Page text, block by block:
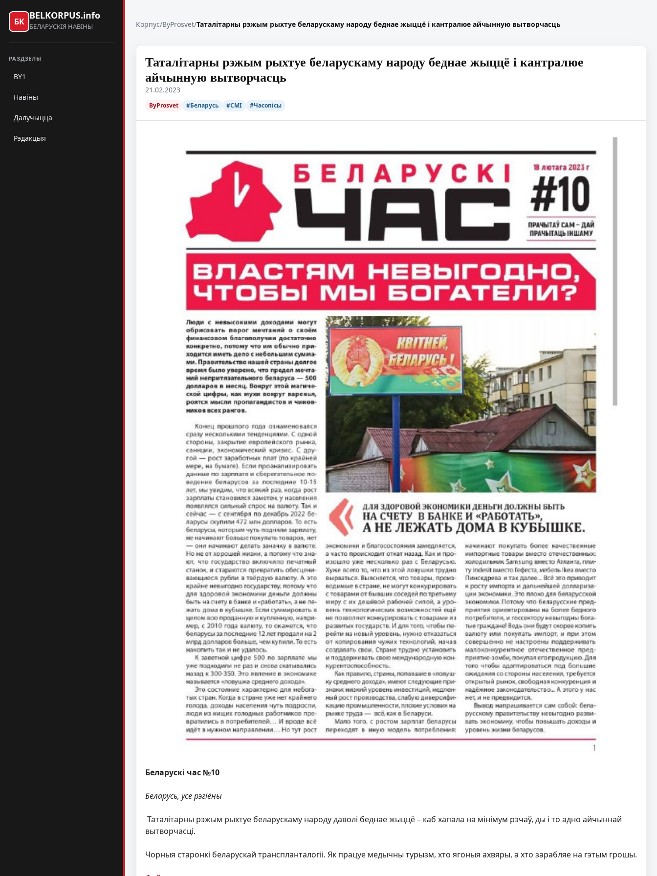
БК
BELKORPUS.info
БЕЛАРУСКІЯ НАВІНЫ
РАЗДЗЕЛЫ
BY1
Навіны
Далучыцца
Рэдакцыя
Корпус/ByProsvet/Таталітарны рэжым рыхтуе беларускаму народу беднае жыццё і кантралюе айчынную вытворчасць
Таталітарны рэжым рыхтуе беларускаму народу беднае жыццё і кантралюе
айчынную вытворчасць
21.02.2023
ByProsvet #Беларусь #СМІ #Часопісы
Беларускі час №10
Беларусь, усе рэгіёны
Таталітарны рэжым рыхтуе беларускаму народу даволі беднае жыццё – каб хапала на мінімум рэчаў, ды і то адно айчыннай
вытворчасці.
Чорныя старонкі беларускай транспланталогіі. Як працуе медычны турызм, хто ягоныя ахвяры, а хто зарабляе на гэтым грошы.